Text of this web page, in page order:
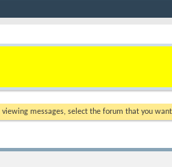
messages, select the forum that you